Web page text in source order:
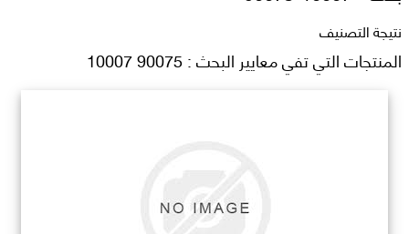
نتيجة التصنيف
المنتجات التي تفي معايير البحث : 90075 10007